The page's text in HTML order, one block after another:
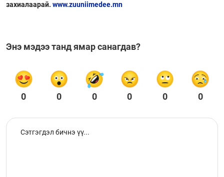
захиалаарай. www.zuuniimedee.mn
Энэ мэдээ танд ямар санагдав?
0 0 0 0 0 0